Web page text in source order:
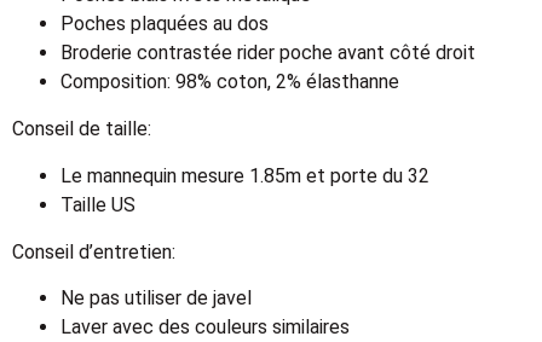
Poches plaquées au dos
Broderie contrastée rider poche avant côté droit
Composition: 98% coton, 2% élasthanne
Conseil de taille:
Le mannequin mesure 1.85m et porte du 32
Taille US
Conseil d’entretien:
Ne pas utiliser de javel
Laver avec des couleurs similaires